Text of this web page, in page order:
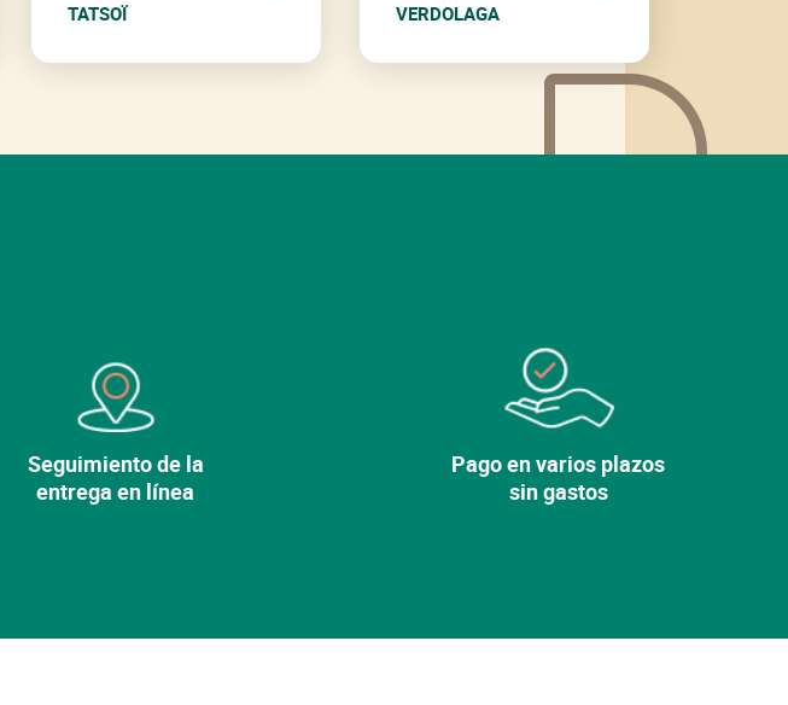
TATSOÏ VERDOLAGA
Seguimiento de la
entrega en línea
Pago en varios plazos
sin gastos